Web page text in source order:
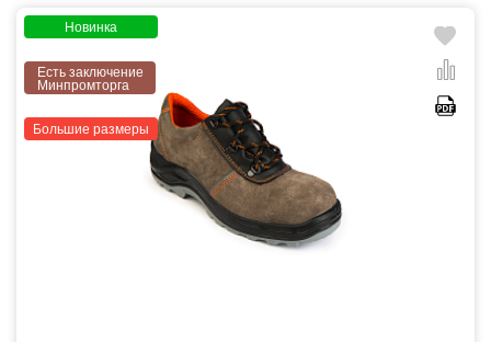
Новинка
Есть заключение
Минпромторга
Большие размеры